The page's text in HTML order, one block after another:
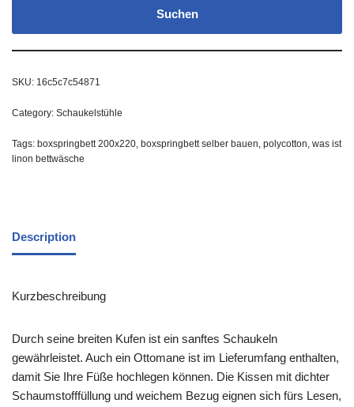
Suchen
SKU: 16c5c7c54871
Category: Schaukelstühle
Tags: boxspringbett 200x220, boxspringbett selber bauen, polycotton, was ist
linon bettwäsche
Description
Kurzbeschreibung
Durch seine breiten Kufen ist ein sanftes Schaukeln
gewährleistet. Auch ein Ottomane ist im Lieferumfang enthalten,
damit Sie Ihre Füße hochlegen können. Die Kissen mit dichter
Schaumstofffüllung und weichem Bezug eignen sich fürs Lesen,